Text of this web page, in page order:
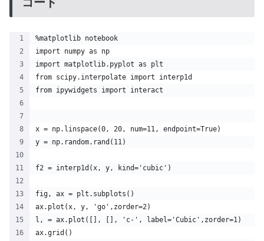
%matplotlib notebook
import numpy as np
import matplotlib.pyplot as plt
from scipy.interpolate import interp1d
from ipywidgets import interact
x = np.linspace(0, 20, num=11, endpoint=True)
y = np.random.rand(11)
f2 = interp1d(x, y, kind='cubic')
fig, ax = plt.subplots()
ax.plot(x, y, 'go',zorder=2)
l, = ax.plot([], [], 'c-', label='Cubic',zorder=1)
ax.grid()